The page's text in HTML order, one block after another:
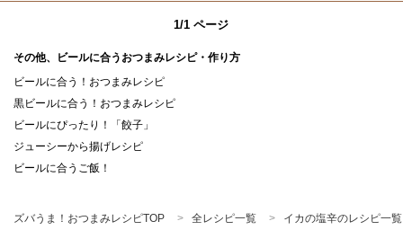
1/1 ページ
その他、ビールに合うおつまみレシピ・作り方
ビールに合う！おつまみレシピ
黒ビールに合う！おつまみレシピ
ビールにぴったり！「餃子」
ジューシーから揚げレシピ
ビールに合うご飯！
ズバうま！おつまみレシピTOP 全レシピ一覧
イカの塩辛のレシピ一覧